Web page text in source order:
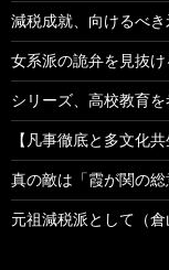
減税成就、向けるべき
女系派の詭弁を見抜け
シリーズ、高校教育
【凡事徹底と多文化
真の敵は「霞が関の総
元祖減税派として（倉